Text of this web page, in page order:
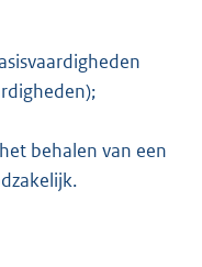
behalen van een